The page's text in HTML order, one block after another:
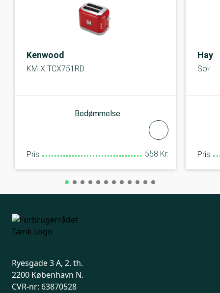
Kenwood
KMIX TCX751RD
Bedømmelse
Pris 558 Kr.
Hay
Pris
Ryesgade 3 A, 2. th.
2200 København N.
CVR-nr: 63870528